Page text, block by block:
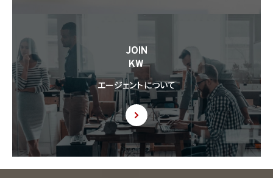
JOIN
KW
エージェントについて